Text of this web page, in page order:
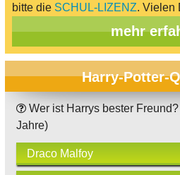
bitte die SCHUL-LIZENZ. Vielen
mehr
Harry-Potter-
Wer ist Harrys bester
Jahre)
Draco Malfoy